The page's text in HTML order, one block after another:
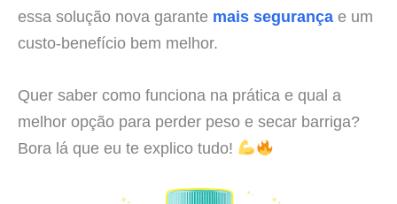
essa solução nova garante mais segurança e um
custo-benefício bem melhor.
Quer saber como funciona na prática e qual a
melhor opção para perder peso e secar barriga?
Bora lá que eu te explico tudo!